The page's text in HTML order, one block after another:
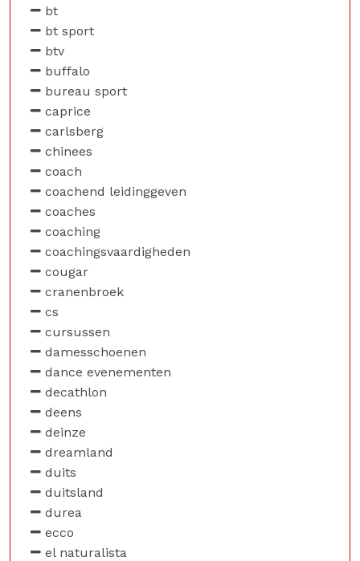
bt
bt sport
btv
buffalo
bureau sport
caprice
carlsberg
chinees
coach
coachend leidinggeven
coaches
coaching
coachingsvaardigheden
cougar
cranenbroek
cs
cursussen
damesschoenen
dance evenementen
decathlon
deens
deinze
dreamland
duits
duitsland
durea
ecco
el naturalista